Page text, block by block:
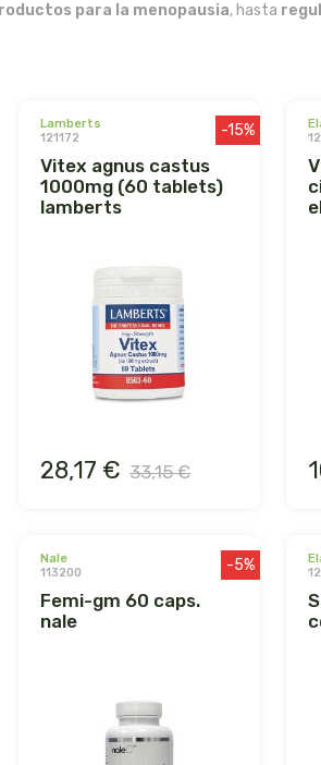
para la menopausia, hasta
lamberts
121172
vitex agnus castus
1000mg (60 tablets)
lamberts
-15%
28,17 € 33,15 €
vita woman
nale
113200
femi-gm 60 caps.
nale
-5%
salvia (60